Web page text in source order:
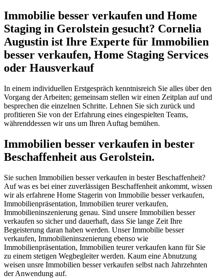
Immobilie besser verkaufen und Home
Staging in Gerolstein gesucht? Cornelia
Augustin ist Ihre Experte für Immobilien
besser verkaufen, Home Staging Services
oder Hausverkauf
In einem individuellen Erstgespräch kenntnisreich Sie alles über den
Vorgang der Arbeiten; gemeinsam stellen wir einen Zeitplan auf und
besprechen die einzelnen Schritte. Lehnen Sie sich zurück und
profitieren Sie von der Erfahrung eines eingespielten Teams,
währenddessen wir uns um Ihren Auftag bemühen.
Immobilien besser verkaufen in bester
Beschaffenheit aus Gerolstein.
Sie suchen Immobilien besser verkaufen in bester Beschaffenheit?
Auf was es bei einer zuverlässigen Beschaffenheit ankommt, wissen
wir als erfahrene Home Stagerin von Immobilie besser verkaufen,
Immobilienpräsentation, Immobilien teurer verkaufen,
Immobilieninszenierung genau. Sind unsere Immobilien besser
verkaufen so sicher und dauerhaft, dass Sie lange Zeit Ihre
Begeisterung daran haben werden. Unser Immobilie besser
verkaufen, Immobilieninszenierung ebenso wie
Immobilienpräsentation, Immobilien teurer verkaufen kann für Sie
zu einem stetigen Wegbegleiter werden. Kaum eine Abnutzung
weisen unsre Immobilien besser verkaufen selbst nach Jahrzehnten
der Anwendung auf.